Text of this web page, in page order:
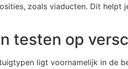
zoals viaducten. Dit
testen op
ligt voornamelijk in de